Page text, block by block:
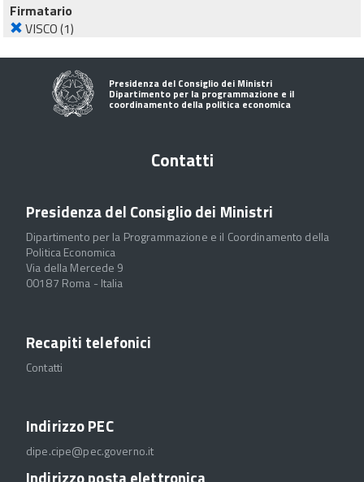
Firmatario
VISCO(1)
Presidenza del Consiglio dei Ministri
Dipartimento per la programmazione e il
coordinamento della politica economica
Contatti
Presidenza del Consiglio dei Ministri
Dipartimento per la Programmazione e il Coordinamento della
Politica Economica
Via della Mercede 9
00187 Roma - Italia
Recapiti telefonici
Contatti
Indirizzo PEC
dipe.cipe@pec.governo.it